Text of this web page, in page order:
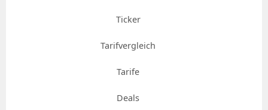
Ticker
Tarifvergleich
Tarife
Deals